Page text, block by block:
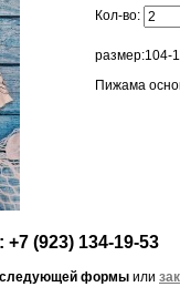
Кол-во:
размер:104-
Пижама
(923) 134-19-53
следующей формы или